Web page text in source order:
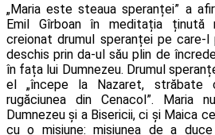
„Maria este steaua speranței” a
Emil Gîrboan în meditația ținută
creionat drumul speranței pe care-l
deschis prin da-ul său plin de
în fața lui Dumnezeu. Drumul
el „începe la Nazaret, străbate
rugăciunea din Cenacol”. Maria
Dumnezeu și a Bisericii, ci și Maica
cu o misiune: misiunea de a